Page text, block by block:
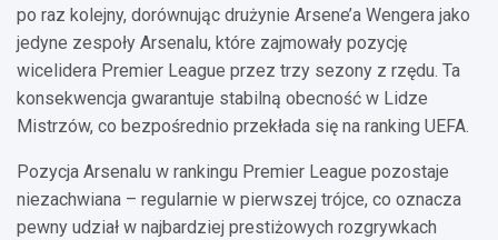
po raz kolejny, dorównując drużynie Arsene’a Wengera jako
jedyne zespoły Arsenalu, które zajmowały pozycję
wicelidera Premier League przez trzy sezony z rzędu. Ta
konsekwencja gwarantuje stabilną obecność w Lidze
Mistrzów, co bezpośrednio przekłada się na ranking UEFA.
Pozycja Arsenalu w rankingu Premier League pozostaje
niezachwiana – regularnie w pierwszej trójce, co oznacza
pewny udział w najbardziej prestiżowych rozgrywkach